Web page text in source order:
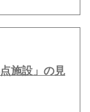
施設」の見